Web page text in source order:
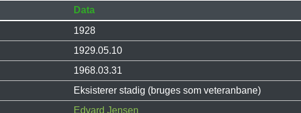
Data
1928
1929.05.10
1968.03.31
Eksisterer stadig (bruges som veteranbane)
Edvard Jensen